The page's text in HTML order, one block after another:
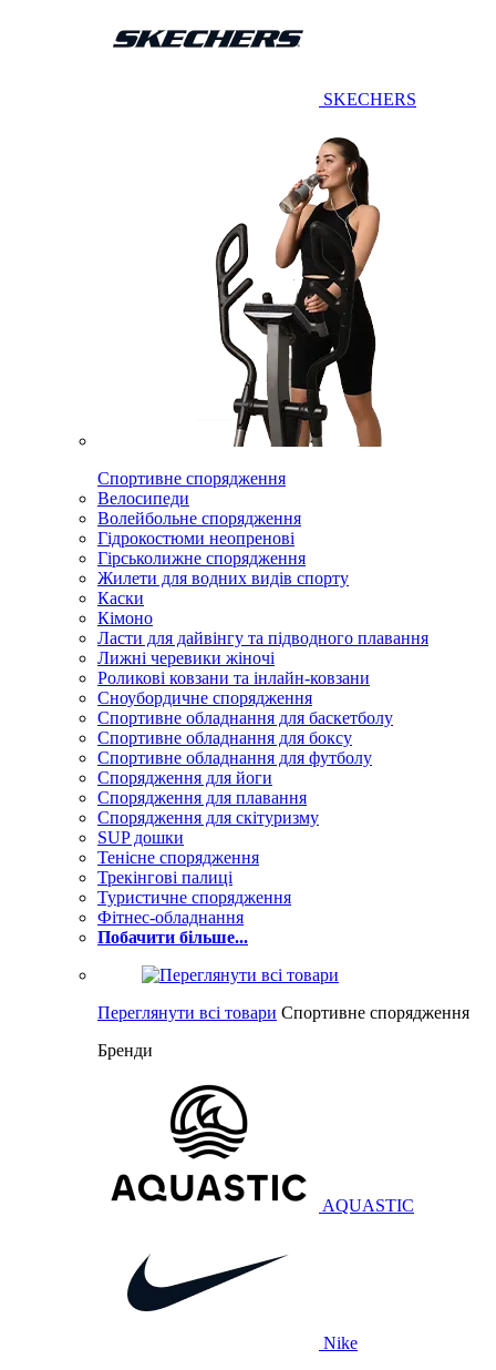
SKECHERS
Спортивне спорядження
Велосипеди
Волейбольне спорядження
Гідрокостюми неопренові
Гірськолижне спорядження
Жилети для водних видів спорту
Каски
Кімоно
Ласти для дайвінгу та підводного плавання
Лижні черевики жіночі
Роликові ковзани та інлайн-ковзани
Сноубордичне спорядження
Спортивне обладнання для баскетболу
Спортивне обладнання для боксу
Спортивне обладнання для футболу
Спорядження для йоги
Спорядження для плавання
Спорядження для скітуризму
SUP дошки
Тенісне спорядження
Трекінгові палиці
Туристичне спорядження
Фітнес-обладнання
Побачити більше...
Переглянути всі товари Спортивне спорядження
Бренди
AQUASTIC
Nike